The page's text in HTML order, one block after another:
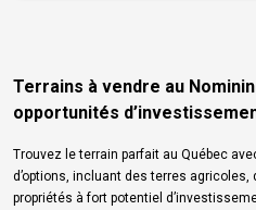
Terrains à vendre au
opportunités
Trouvez le terrain parfait au Québec
d’options, incluant des terres
propriétés à fort potentiel